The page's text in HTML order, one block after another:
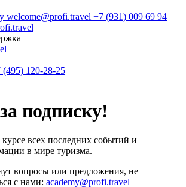
welcome@profi.travel +7 (931) 009 69 94
(495) 120-28-25
подписку!
курсе всех последних событий и
в мире туризма.
вопросы или предложения, не
с нами: academy@profi.travel